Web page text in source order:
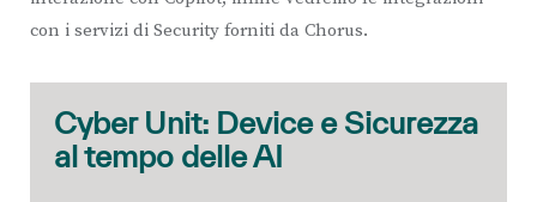
con i servizi di Security forniti da Chorus.
Cyber Unit: Device e Sicurezza
al tempo delle AI